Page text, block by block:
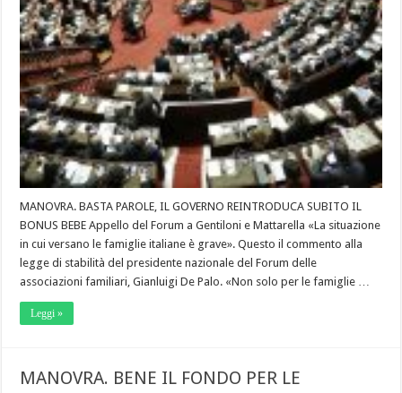
MANOVRA. BASTA PAROLE, IL GOVERNO REINTRODUCA SUBITO IL
BONUS BEBE Appello del Forum a Gentiloni e Mattarella «La situazione
in cui versano le famiglie italiane è grave». Questo il commento alla
legge di stabilità del presidente nazionale del Forum delle
associazioni familiari, Gianluigi De Palo. «Non solo per le famiglie …
Leggi »
MANOVRA. BENE IL FONDO PER LE